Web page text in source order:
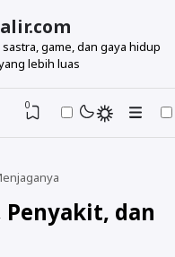
game, dan gaya hidup
lebih luas
0
Penyakit, dan